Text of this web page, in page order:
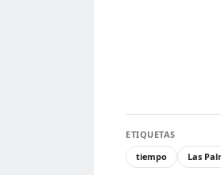
ETIQUETAS
tiempo
Las